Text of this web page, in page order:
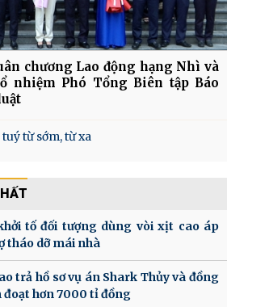
chương Lao động hạng Nhì và
nhiệm Phó Tổng Biên tập Báo
từ sớm, từ xa
tố đối tượng dùng vòi xịt cao áp
tháo dỡ mái nhà
trả hồ sơ vụ án Shark Thủy và đồng
đoạt hơn 7000 tỉ đồng